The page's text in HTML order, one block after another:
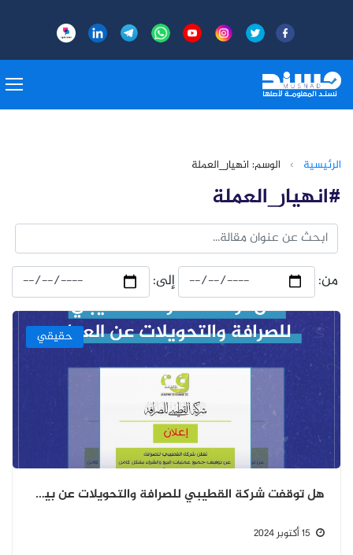
الرئيسية › الوسم: انهيار_العملة
#انهيار_العملة
من: إلى:
حقيقي
هل توقفت شركة القطيبي للصرافة والتحويلات عن بيع العملات في اليمن